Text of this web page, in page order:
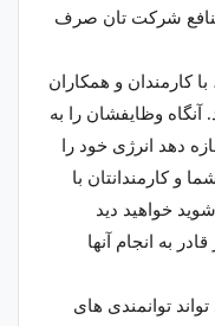
منافع شرکت تان صرف
با کارمندان و همکاران
آنگاه وظایفشان را به
دهد انرژی خود را
و کارمندانتان با
خواهید دید
به انجام آنها
توانمندی های